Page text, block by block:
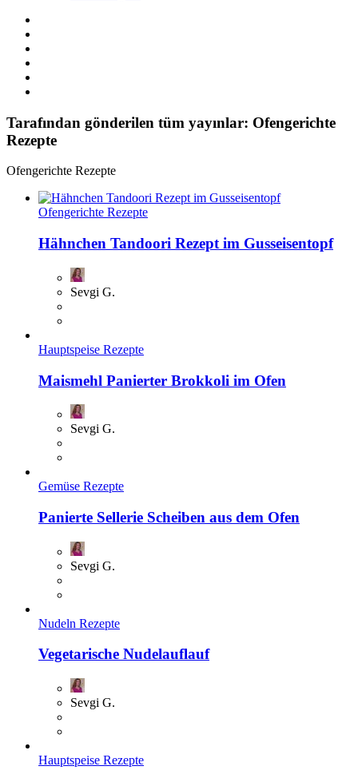
Tarafından gönderilen tüm yayınlar: Ofengerichte
Rezepte
Ofengerichte Rezepte
Ofengerichte Rezepte
Hähnchen Tandoori Rezept im Gusseisentopf
Sevgi G.
Hauptspeise Rezepte
Maismehl Panierter Brokkoli im Ofen
Sevgi G.
Gemüse Rezepte
Panierte Sellerie Scheiben aus dem Ofen
Sevgi G.
Nudeln Rezepte
Vegetarische Nudelauflauf
Sevgi G.
Hauptspeise Rezepte